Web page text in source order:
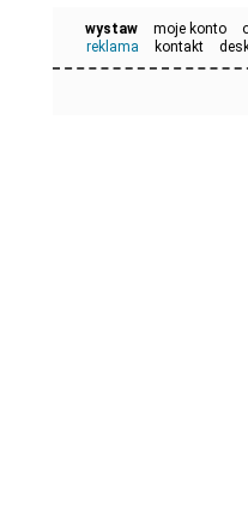
wystaw moje konto
reklama
kontakt